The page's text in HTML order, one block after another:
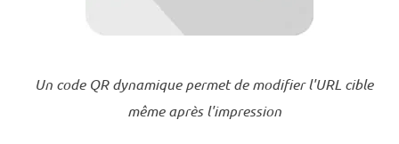
Un code QR dynamique permet de modifier l'URL cible
même après l'impression